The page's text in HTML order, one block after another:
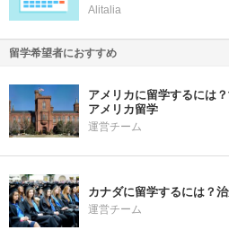
Alitalia
留学希望者におすすめ
アメリカに留学するには
アメリカ留学
運営チーム
カナダに留学するには？
運営チーム